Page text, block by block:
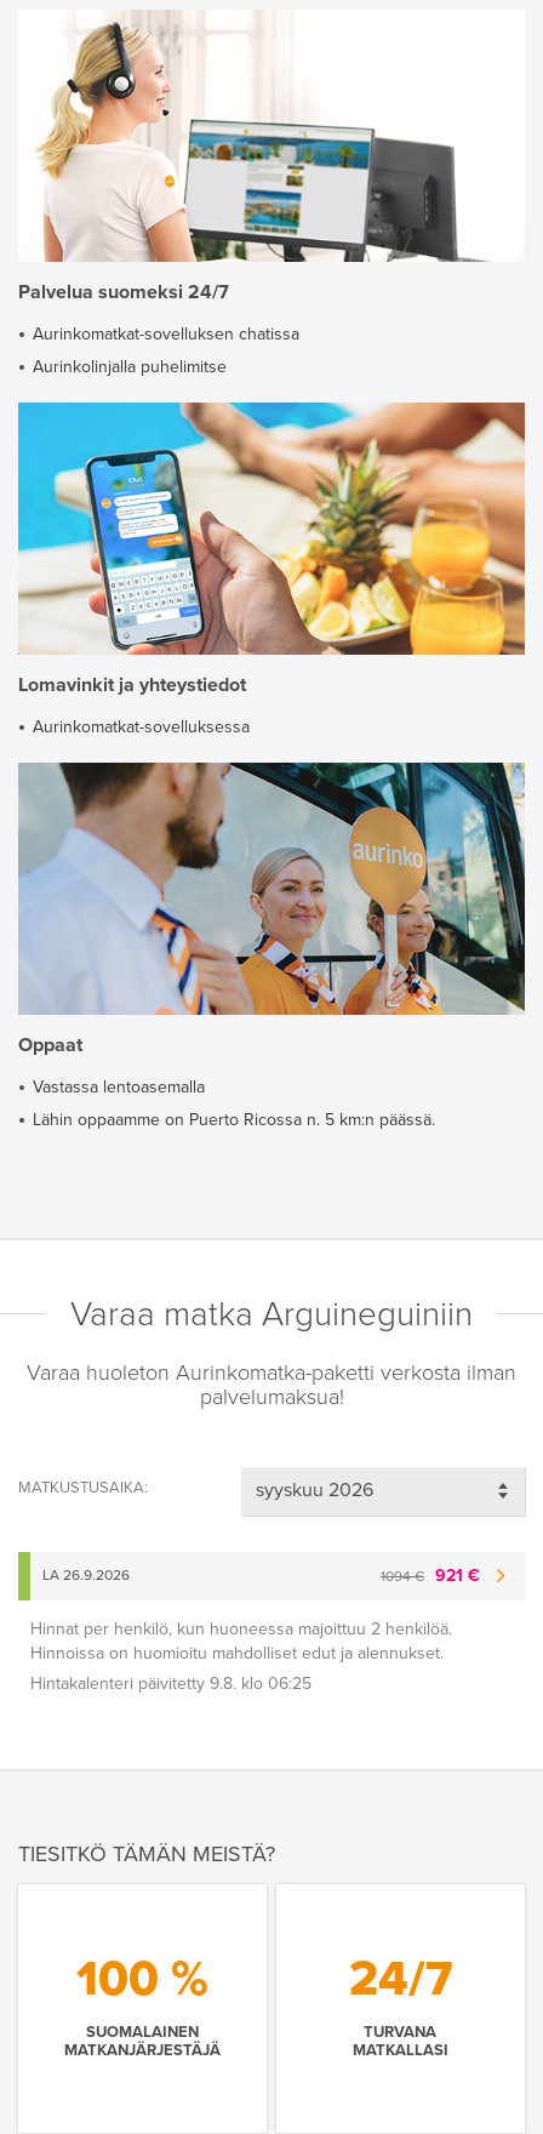
Palvelua suomeksi 24/7
Aurinkomatkat-sovelluksen chatissa
Aurinkolinjalla puhelimitse
Lomavinkit ja yhteystiedot
Aurinkomatkat-sovelluksessa
Oppaat
Vastassa lentoasemalla
Lähin oppaamme on Puerto Ricossa n. 5 km:n päässä.
Varaa matka Arguineguiniin
Varaa huoleton Aurinkomatka-paketti verkosta ilman
palvelumaksua!
MATKUSTUSAIKA:
1094 € 921 €
LA 26.9.2026
Hinnat per henkilö, kun huoneessa majoittuu 2 henkilöä.
Hinnoissa on huomioitu mahdolliset edut ja alennukset.
Hintakalenteri päivitetty 9.8. klo 06:25
TIESITKÖ TÄMÄN MEISTÄ?
100 %
SUOMALAINEN
MATKANJÄRJESTÄJÄ
24/7
TURVANA
MATKALLASI